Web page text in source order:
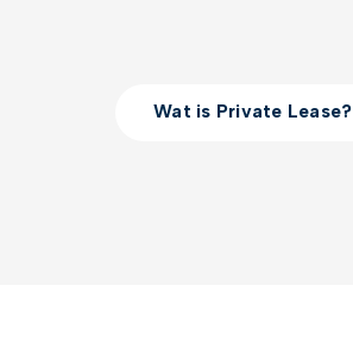
Wat is Private Lease?